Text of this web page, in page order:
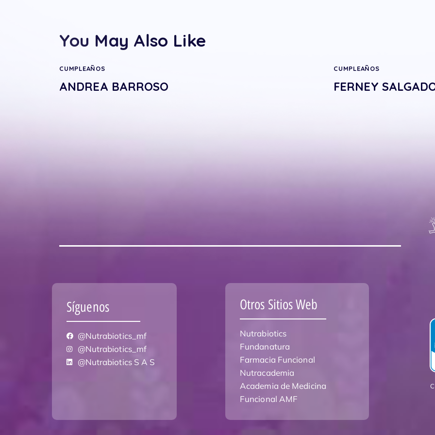
You May Also Like
CUMPLEAÑOS
ANDREA BARROSO
CUMPLEAÑOS
FERNEY
Síguenos
@Nutrabiotics_mf
@Nutrabiotics_mf
@Nutrabiotics S A S
Otros Sitios Web
Nutrabiotics
Fundanatura
Farmacia Funcional
Nutracademia
Academia de Medicina
Funcional AMF